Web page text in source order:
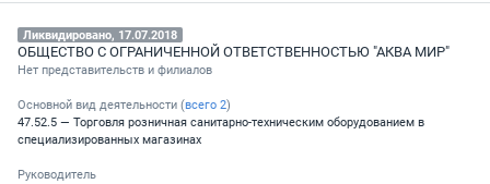
Ликвидировано, 17.07.2018
ОБЩЕСТВО С ОГРАНИЧЕННОЙ ОТВЕТСТВЕННОСТЬЮ "АКВА МИР"
Нет представительств и филиалов
Основной вид деятельности (всего 2)
47.52.5 — Торговля розничная санитарно-техническим оборудованием в
специализированных магазинах
Руководитель